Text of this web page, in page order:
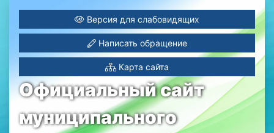
Официальный сайт
муниципального
Версия для слабовидящих
Написать обращение
Карта сайта